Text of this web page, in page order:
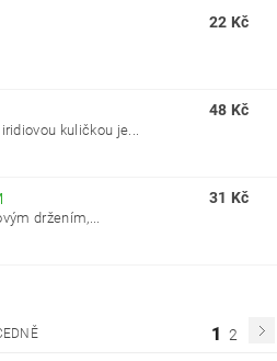
22 Kč
kuličkou je...
48 Kč
držením,...
31 Kč
1 2